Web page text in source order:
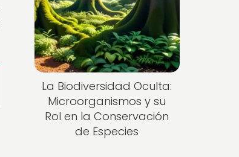
La Biodiversidad Oculta:
Microorganismos y su
Rol en la Conservación
de Especies